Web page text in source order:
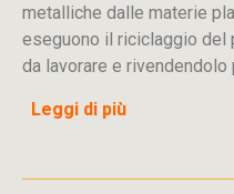
metalliche dalle materie
eseguono il riciclaggio del
da lavorare e rivendendolo
Leggi di più